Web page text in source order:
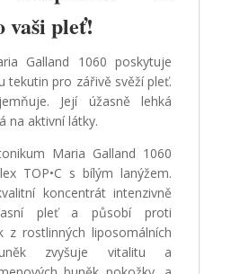
vaši pleť!
Galland 1060 poskytuje
tekutin pro zářivě svěží pleť.
Její úžasně lehká
na aktivní látky.
Maria Galland 1060
TOP•C s bílým lanýžem.
koncentrát intenzivně
pleť a působí proti
z rostlinných liposomálních
zvyšuje vitalitu a